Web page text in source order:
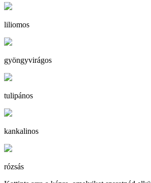
liliomos
gyöngyvirágos
tulipános
kankalinos
rózsás